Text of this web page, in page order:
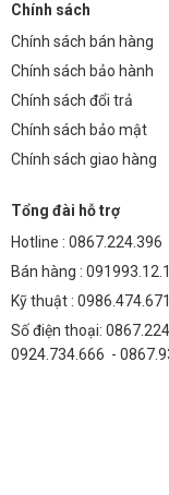
Chính sách
Chính sách bán hàng
Chính sách bảo hành
Chính sách đổi trả
Chính sách bảo mật
Chính sách giao hàng
Tổng đài hỗ trợ
Hotline : 0867.224.396
Bán hàng :
Kỹ thuật : 0986.474.671
Số điện thoại:
0924.734.666 -